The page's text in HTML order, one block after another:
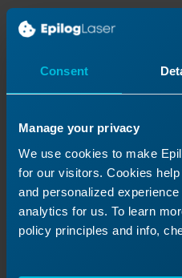
Consent
Manage your privacy
We use cookies to make
for our visitors. Cookies
and personalized
analytics for us. To learn
policy principles and info,